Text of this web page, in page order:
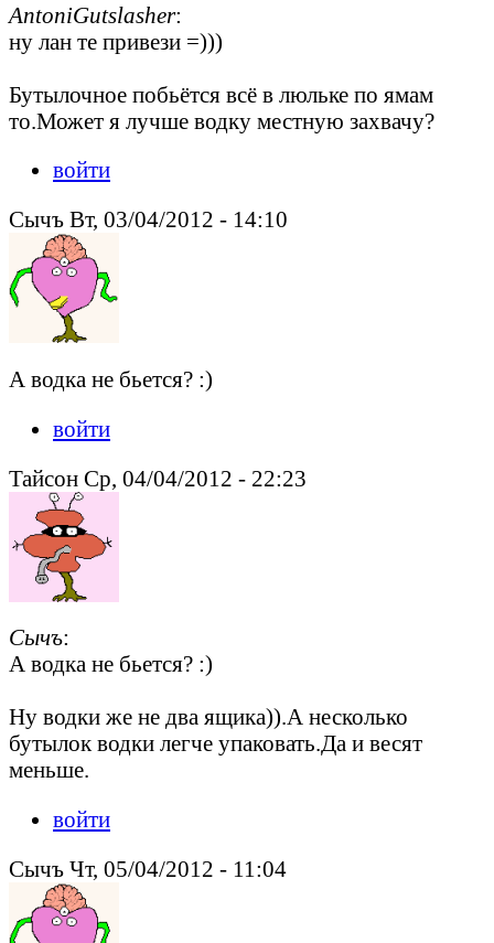
AntoniGutslasher:
ну лан те привези =)))
Бутылочное побьётся всё в люльке по ямам
то.Может я лучше водку местную захвачу?
войти
Сычъ Вт, 03/04/2012 - 14:10
А водка не бьется? :)
войти
Тайсон Ср, 04/04/2012 - 22:23
Сычъ:
А водка не бьется? :)
Ну водки же не два ящика)).А несколько
бутылок водки легче упаковать.Да и весят
меньше.
войти
Сычъ Чт, 05/04/2012 - 11:04